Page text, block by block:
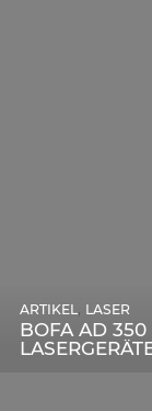
BOFA AD 350
ARTIKEL , LASER
DIE
DIGITALEN